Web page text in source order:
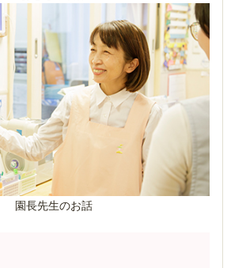
園長先生のお話